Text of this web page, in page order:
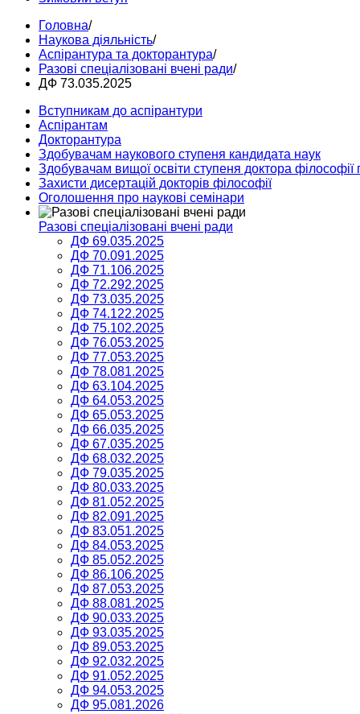
Головна/
Наукова діяльність/
Аспірантура та докторантура/
Разові спеціалізовані вчені ради/
ДФ 73.035.2025
Вступникам до аспірантури
Аспірантам
Докторантура
Здобувачам наукового ступеня кандидата наук
Здобувачам вищої освіти ступеня доктора філософії
Захисти дисертацій докторів філософії
Оголошення про наукові семінари
Разові спеціалізовані вчені ради
ДФ 69.035.2025
ДФ 70.091.2025
ДФ 71.106.2025
ДФ 72.292.2025
ДФ 73.035.2025
ДФ 74.122.2025
ДФ 75.102.2025
ДФ 76.053.2025
ДФ 77.053.2025
ДФ 78.081.2025
ДФ 63.104.2025
ДФ 64.053.2025
ДФ 65.053.2025
ДФ 66.035.2025
ДФ 67.035.2025
ДФ 68.032.2025
ДФ 79.035.2025
ДФ 80.033.2025
ДФ 81.052.2025
ДФ 82.091.2025
ДФ 83.051.2025
ДФ 84.053.2025
ДФ 85.052.2025
ДФ 86.106.2025
ДФ 87.053.2025
ДФ 88.081.2025
ДФ 90.033.2025
ДФ 93.035.2025
ДФ 89.053.2025
ДФ 92.032.2025
ДФ 91.052.2025
ДФ 94.053.2025
ДФ 95.081.2026